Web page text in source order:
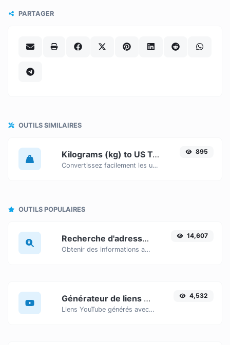
PARTAGER
OUTILS SIMILAIRES
Kilograms (kg) to US Tons (us ton)
Convertissez facilement les unités de poids Kilograms (kg) en US Tons (us ton) grâce à ce convertisseur simple.
895
OUTILS POPULAIRES
Recherche d'adresse IP
Obtenir des informations approximatives sur l'adresse IP.
14,607
Générateur de liens horodatés YouTube
Liens YouTube générés avec horodatage de début précis, utiles pour les utilisateurs mobiles.
4,532